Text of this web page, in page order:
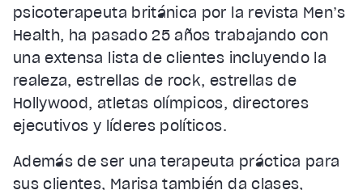
psicoterapeuta británica por la revista Men’s
Health, ha pasado 25 años trabajando con
una extensa lista de clientes incluyendo la
realeza, estrellas de rock, estrellas de
Hollywood, atletas olímpicos, directores
ejecutivos y líderes políticos.
Además de ser una terapeuta práctica para
sus clientes, Marisa también da clases,